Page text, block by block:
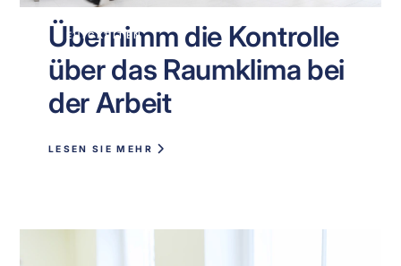
NEUIGKEITEN
Übernimm die Kontrolle
über das Raumklima bei
der Arbeit
LESEN SIE MEHR